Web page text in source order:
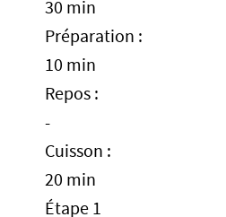
30 min
Préparation :
10 min
Repos :
-
Cuisson :
20 min
Étape 1